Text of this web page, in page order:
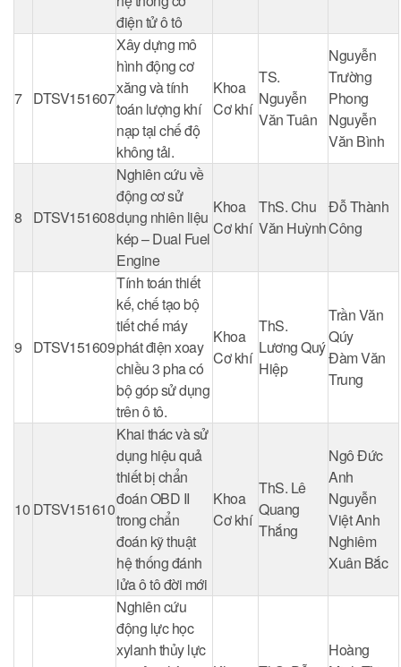
điện tử ô tô
7 DTSV151607
Xây dựng mô
hình động cơ
xăng và tính
toán lượng khí
nạp tại chế độ
không tải.
Khoa
Cơ khí
TS.
Nguyễn
Văn Tuân
Nguyễn
Trường
Phong
Nguyễn
Văn Bình
8 DTSV151608
Nghiên cứu về
động cơ sử
dụng nhiên liệu
kép – Dual Fuel
Engine
Khoa
Cơ khí
ThS. Chu
Văn Huỳnh
Đỗ Thành
Công
9 DTSV151609
Tính toán thiết
kế, chế tạo bộ
tiết chế máy
phát điện xoay
chiều 3 pha có
bộ góp sử dụng
trên ô tô.
Khoa
Cơ khí
ThS.
Lương Quý
Hiệp
Trần Văn
Qúy
Đàm Văn
Trung
10 DTSV151610
Khai thác và sử
dụng hiệu quả
thiết bị chẩn
đoán OBD II
trong chẩn
đoán kỹ thuật
hệ thống đánh
lửa ô tô đời mới
Khoa
Cơ khí
ThS. Lê
Quang
Thắng
Ngô Đức
Anh
Nguyễn
Việt Anh
Nghiêm
Xuân Bắc
Nghiên cứu
động lực học
xylanh thủy lực
Hoàng